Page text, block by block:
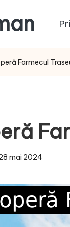
Farmecul
mai 2024